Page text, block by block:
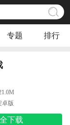
专题 排行
卓版
下载